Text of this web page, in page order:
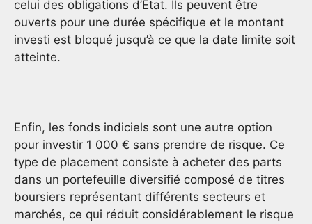
celui des obligations d’État. Ils peuvent être
ouverts pour une durée spécifique et le montant
investi est bloqué jusqu’à ce que la date limite soit
atteinte.
Enfin, les fonds indiciels sont une autre option
pour investir 1 000 € sans prendre de risque. Ce
type de placement consiste à acheter des parts
dans un portefeuille diversifié composé de titres
boursiers représentant différents secteurs et
marchés, ce qui réduit considérablement le risque